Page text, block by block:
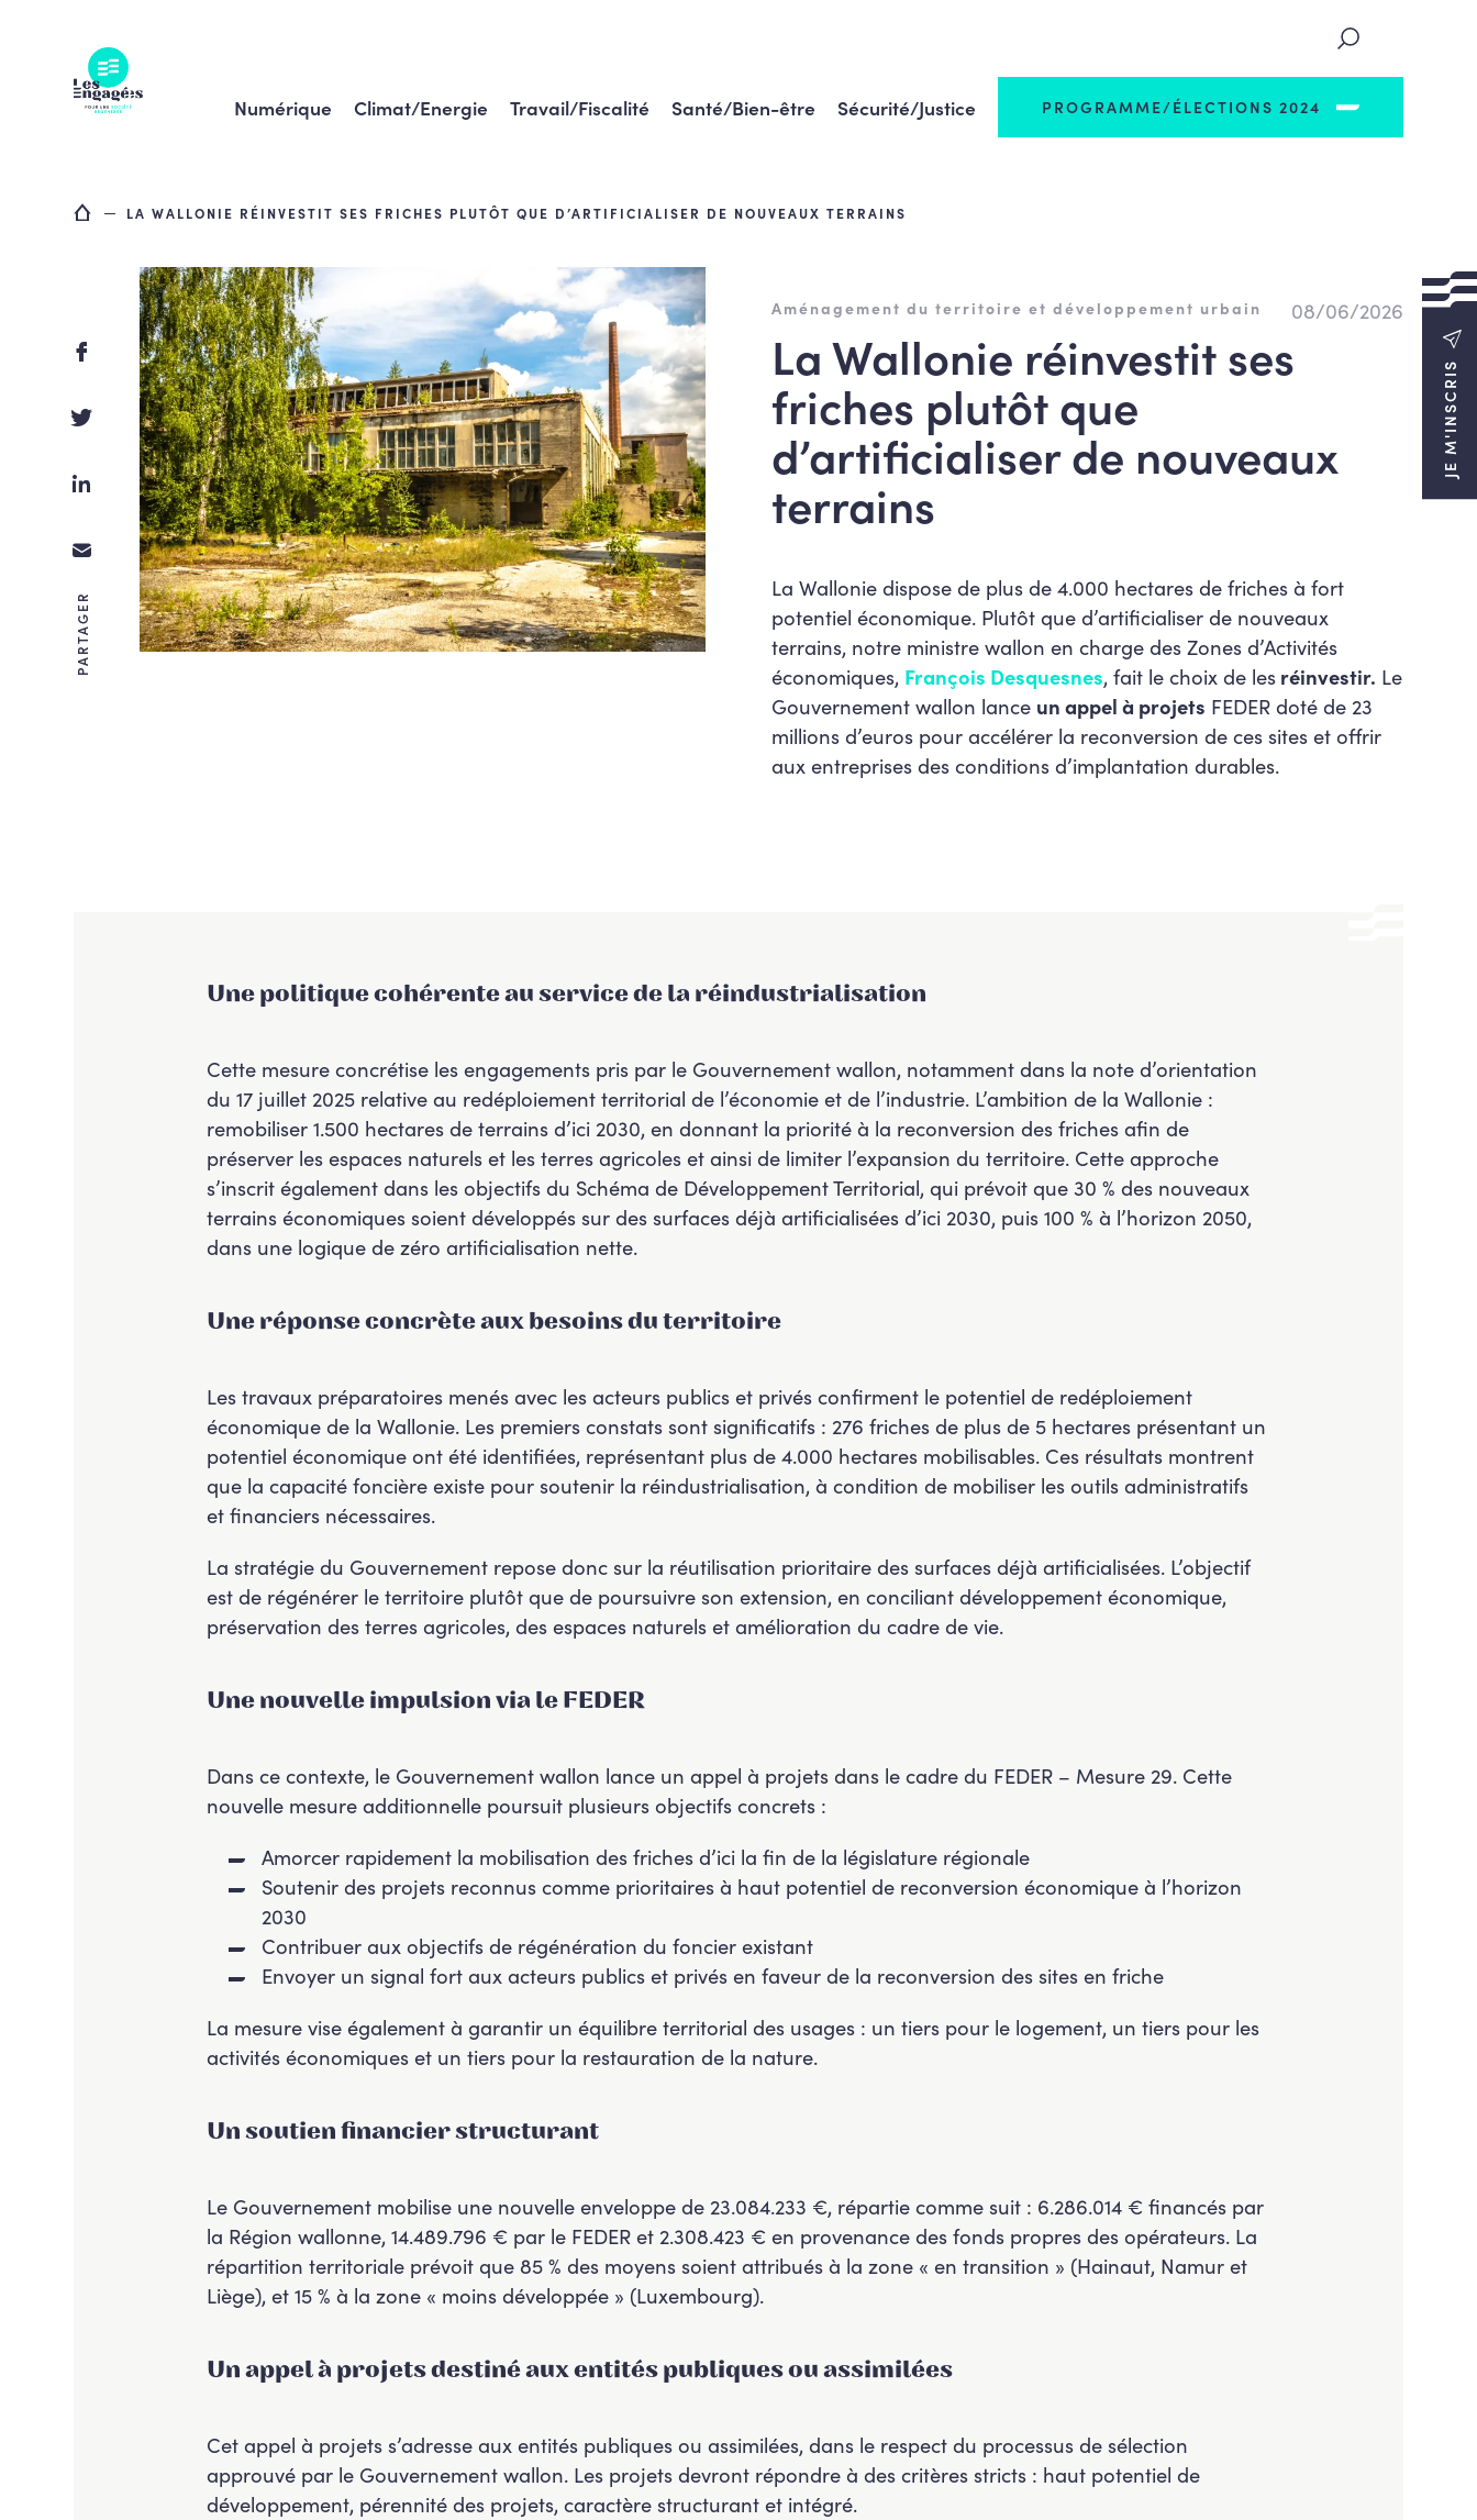
Numérique Climat/Energie Travail/Fiscalité Santé/Bien-être Sécurité/Justice PROGRAMME/ÉLECTIONS 2024
JE M'INSCRIS
PARTAGER
LA WALLONIE RÉINVESTIT SES FRICHES PLUTÔT QUE D’ARTIFICIALISER DE NOUVEAUX TERRAINS
08/06/2026
Aménagement du territoire et développement urbain
La Wallonie réinvestit ses
friches plutôt que
d’artificialiser de nouveaux
terrains
La Wallonie dispose de plus de 4.000 hectares de friches à fort
potentiel économique. Plutôt que d’artificialiser de nouveaux
terrains, notre ministre wallon en charge des Zones d’Activités
économiques, François Desquesnes, fait le choix de lesréinvestir. Le
Gouvernement wallon lance un appel à projets FEDER doté de 23
millions d’euros pour accélérer la reconversion de ces sites et offrir
aux entreprises des conditions d’implantation durables.
Une politique cohérente au service de la réindustrialisation
Cette mesure concrétise les engagements pris par le Gouvernement wallon, notamment dans la note d’orientation
du 17 juillet 2025 relative au redéploiement territorial de l’économie et de l’industrie. L’ambition de la Wallonie :
remobiliser 1.500 hectares de terrains d’ici 2030, en donnant la priorité à la reconversion des friches afin de
préserver les espaces naturels et les terres agricoles et ainsi de limiter l’expansion du territoire. Cette approche
s’inscrit également dans les objectifs du Schéma de Développement Territorial, qui prévoit que 30 % des nouveaux
terrains économiques soient développés sur des surfaces déjà artificialisées d’ici 2030, puis 100 % à l’horizon 2050,
dans une logique de zéro artificialisation nette.
Une réponse concrète aux besoins du territoire
Les travaux préparatoires menés avec les acteurs publics et privés confirment le potentiel de redéploiement
économique de la Wallonie. Les premiers constats sont significatifs : 276 friches de plus de 5 hectares présentant un
potentiel économique ont été identifiées, représentant plus de 4.000 hectares mobilisables. Ces résultats montrent
que la capacité foncière existe pour soutenir la réindustrialisation, à condition de mobiliser les outils administratifs
et financiers nécessaires.
La stratégie du Gouvernement repose donc sur la réutilisation prioritaire des surfaces déjà artificialisées. L’objectif
est de régénérer le territoire plutôt que de poursuivre son extension, en conciliant développement économique,
préservation des terres agricoles, des espaces naturels et amélioration du cadre de vie.
Une nouvelle impulsion via le FEDER
Dans ce contexte, le Gouvernement wallon lance un appel à projets dans le cadre du FEDER – Mesure 29. Cette
nouvelle mesure additionnelle poursuit plusieurs objectifs concrets :
Amorcer rapidement la mobilisation des friches d’ici la fin de la législature régionale
Soutenir des projets reconnus comme prioritaires à haut potentiel de reconversion économique à l’horizon
2030
Contribuer aux objectifs de régénération du foncier existant
Envoyer un signal fort aux acteurs publics et privés en faveur de la reconversion des sites en friche
La mesure vise également à garantir un équilibre territorial des usages : un tiers pour le logement, un tiers pour les
activités économiques et un tiers pour la restauration de la nature.
Un soutien financier structurant
Le Gouvernement mobilise une nouvelle enveloppe de 23.084.233 €, répartie comme suit : 6.286.014 € financés par
la Région wallonne, 14.489.796 € par le FEDER et 2.308.423 € en provenance des fonds propres des opérateurs. La
répartition territoriale prévoit que 85 % des moyens soient attribués à la zone « en transition » (Hainaut, Namur et
Liège), et 15 % à la zone « moins développée » (Luxembourg).
Un appel à projets destiné aux entités publiques ou assimilées
Cet appel à projets s’adresse aux entités publiques ou assimilées, dans le respect du processus de sélection
approuvé par le Gouvernement wallon. Les projets devront répondre à des critères stricts : haut potentiel de
développement, pérennité des projets, caractère structurant et intégré.